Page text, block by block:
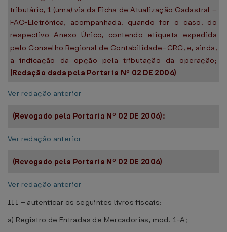
tributário, 1 (uma) via da Ficha de Atualização Cadastral –
FAC-Eletrônica, acompanhada, quando for o caso, do
respectivo Anexo Único, contendo etiqueta expedida
pelo Conselho Regional de Contabilidade–CRC, e, ainda,
a indicação da opção pela tributação da operação;
(Redação dada pela Portaria Nº 02 DE 2006)
Ver redação anterior
(Revogado pela Portaria Nº 02 DE 2006):
Ver redação anterior
(Revogado pela Portaria Nº 02 DE 2006)
Ver redação anterior
III – autenticar os seguintes livros fiscais:
a) Registro de Entradas de Mercadorias, mod. 1-A;